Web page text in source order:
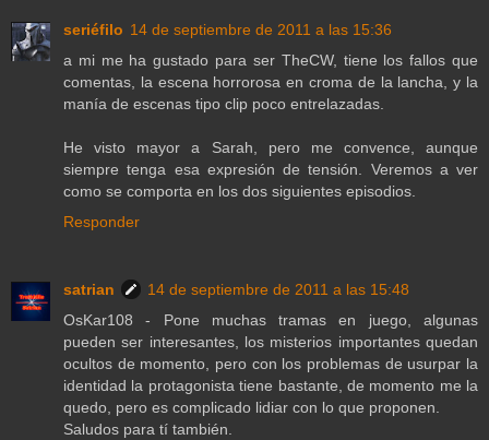
seriéfilo 14 de septiembre de 2011 a las 15:36
a mi me ha gustado para ser TheCW, tiene los fallos que
comentas, la escena horrorosa en croma de la lancha, y la
manía de escenas tipo clip poco entrelazadas.
He visto mayor a Sarah, pero me convence, aunque
siempre tenga esa expresión de tensión. Veremos a ver
como se comporta en los dos siguientes episodios.
Responder
satrian
14 de septiembre de 2011 a las 15:48
OsKar108 - Pone muchas tramas en juego, algunas
pueden ser interesantes, los misterios importantes quedan
ocultos de momento, pero con los problemas de usurpar la
identidad la protagonista tiene bastante, de momento me la
quedo, pero es complicado lidiar con lo que proponen.
Saludos para tí también.